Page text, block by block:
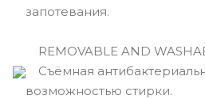
запотевания.
REMOVABLE AND
Съёмная
возможностью стирки.